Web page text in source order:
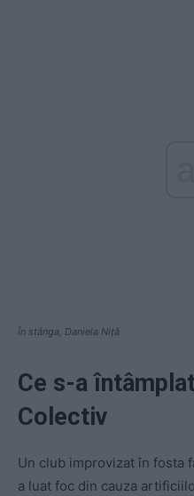
În stânga, Daniela Niță
Ce s-a
Colectiv
Un club improvizat în fosta
a luat foc din cauza